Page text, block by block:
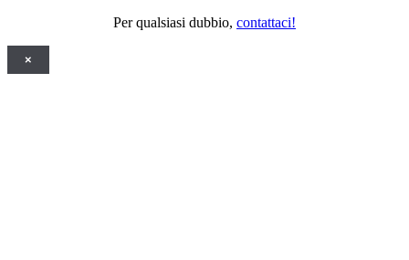
Per qualsiasi dubbio, contattaci!
×